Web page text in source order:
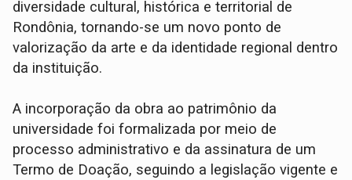
diversidade cultural, histórica e territorial de
Rondônia, tornando-se um novo ponto de
valorização da arte e da identidade regional dentro
da instituição.
A incorporação da obra ao patrimônio da
universidade foi formalizada por meio de
processo administrativo e da assinatura de um
Termo de Doação, seguindo a legislação vigente e